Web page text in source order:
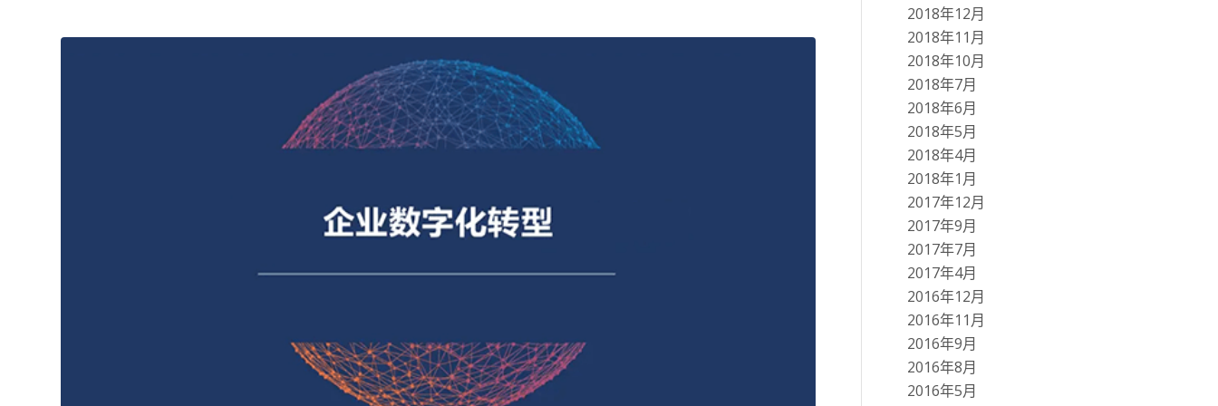
2018年12月
2018年11月
2018年10月
2018年7月
2018年6月
2018年5月
2018年4月
2018年1月
2017年12月
2017年9月
2017年7月
2017年4月
2016年12月
2016年11月
2016年9月
2016年8月
2016年5月